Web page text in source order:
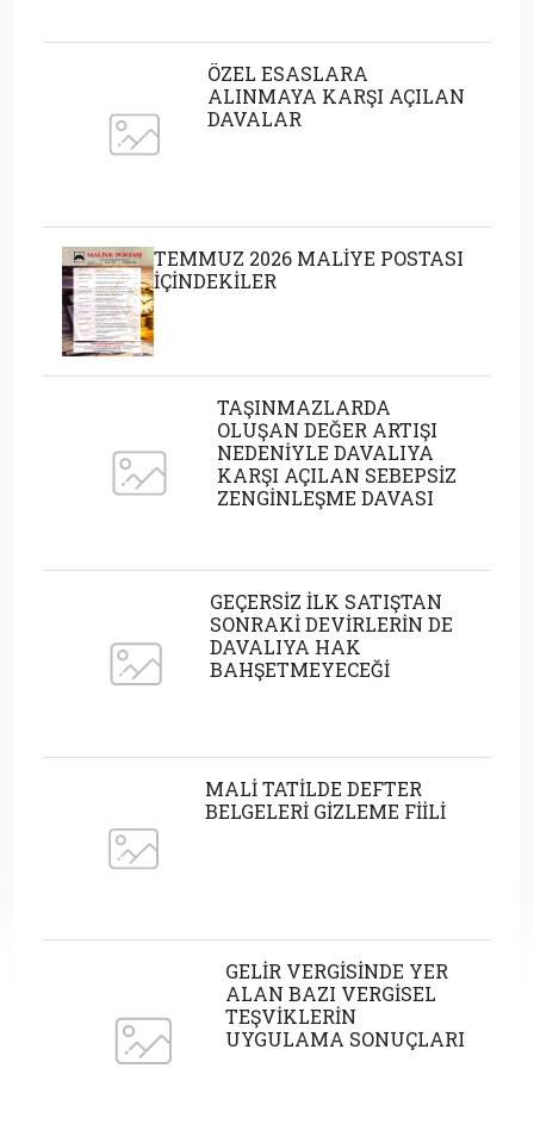
ÖZEL ESASLARA
ALINMAYA KARŞI AÇILAN
DAVALAR
TEMMUZ 2026 MALİYE POSTASI
İÇİNDEKİLER
TAŞINMAZLARDA
OLUŞAN DEĞER ARTIŞI
NEDENİYLE DAVALIYA
KARŞI AÇILAN SEBEPSİZ
ZENGİNLEŞME DAVASI
GEÇERSİZ İLK SATIŞTAN
SONRAKİ DEVİRLERİN DE
DAVALIYA HAK
BAHŞETMEYECEĞİ
MALİ TATİLDE DEFTER
BELGELERİ GİZLEME FİİLİ
GELİR VERGİSİNDE YER
ALAN BAZI VERGİSEL
TEŞVİKLERİN
UYGULAMA SONUÇLARI